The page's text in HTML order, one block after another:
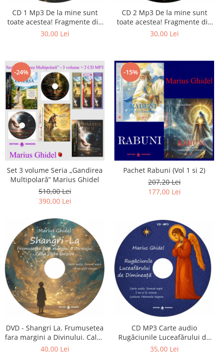
Literatura
Psihologie
Stiinta
CD 1 Mp3 De la mine sunt
toate acestea! Fragmente din
cărțile lui Marius Ghidel
30,00 Lei
CD 2 Mp3 De la mine sunt
toate acestea! Fragmente din
cărțile lui Marius Ghidel
30,00 Lei
-24%
Set 3 volume Seria „Gandirea
Multipolară” Marius Ghidel
510,00 Lei
390,00 Lei
-15%
Pachet Rabuni (Vol 1 si 2)
207,20 Lei
177,00 Lei
DVD - Shangri La. Frumusetea
fara margini a Divinului. Calea
catre fericire
40,00 Lei
CD MP3 Carte audio
Rugăciunile Luceafărului de
dimineață
35,00 Lei